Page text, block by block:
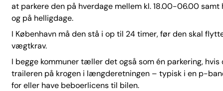
at parkere den på hverdage mellem kl. 18.00-06.00 samt
og på helligdage.
I København må den stå i op til 24 timer, før den skal
vægtkrav.
I begge kommuner tæller det også som én parkering,
traileren på krogen i længderetningen – typisk i en p-
for eller have beboerlicens til bilen.